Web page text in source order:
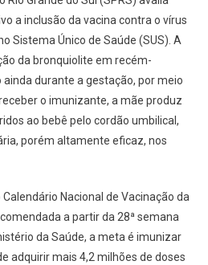
a inclusão da vacina contra o vírus
Sistema Único de Saúde (SUS). A
da bronquiolite em recém-
durante a gestação, por meio
o imunizante, a mãe produz
ao bebê pelo cordão umbilical,
porém altamente eficaz, nos
Nacional de Vacinação da
a partir da 28ª semana
da Saúde, a meta é imunizar
adquirir mais 4,2 milhões de doses